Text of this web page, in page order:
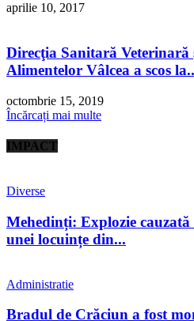
aprilie 10, 2017
Direcţia Sanitară
Alimentelor Vâlcea a scos
octombrie 15, 2019
Încărcați mai multe
IMPACT
Diverse
Mehedinți: Explozie
unei locuințe din...
Administratie
Bradul de Crăciun a fost